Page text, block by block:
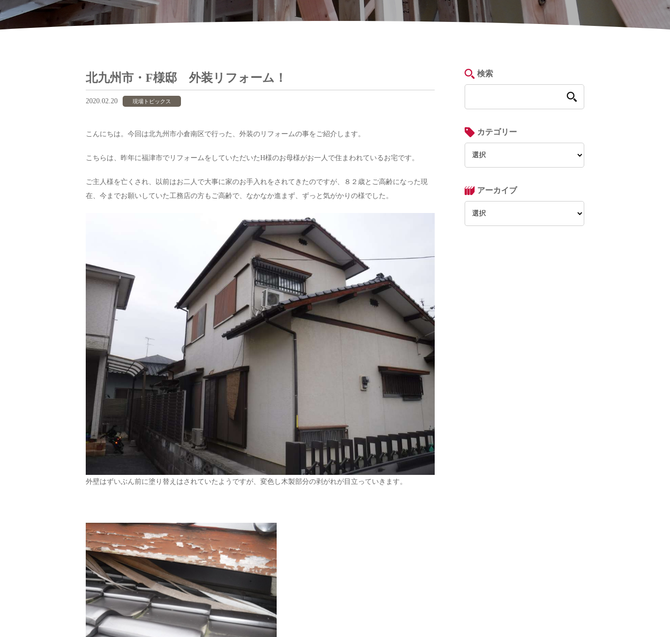
北九州市・F様邸 外装リフォーム！
2020.02.20 現場トピックス
こんにちは。今回は北九州市小倉南区で行った、外装のリフォームの事をご紹介します。
こちらは、昨年に福津市でリフォームをしていただいたH様のお母様がお一人で住まわれているお宅です。
ご主人様を亡くされ、以前はお二人で大事に家のお手入れをされてきたのですが、８２歳とご高齢になった現
在、今までお願いしていた工務店の方もご高齢で、なかなか進まず、ずっと気がかりの様でした。
外壁はずいぶん前に塗り替えはされていたようですが、変色し木製部分の剥がれが目立っていきます。
検索
カテゴリー
アーカイブ